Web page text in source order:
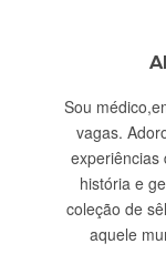
Sou
vagas.
experiências
história e
coleção de
aquele